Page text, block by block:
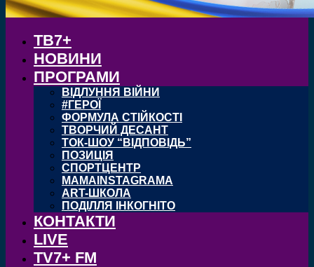
ТВ7+
НОВИНИ
ПРОГРАМИ
ВІДЛУННЯ ВІЙНИ
#ГЕРОЇ
ФОРМУЛА СТІЙКОСТІ
ТВОРЧИЙ ДЕСАНТ
ТОК-ШОУ “ВІДПОВІДЬ”
ПОЗИЦІЯ
СПОРТЦЕНТР
MAMAINSTAGRAMA
ART-ШКОЛА
ПОДІЛЛЯ ІНКОГНІТО
КОНТАКТИ
LIVE
TV7+ FM